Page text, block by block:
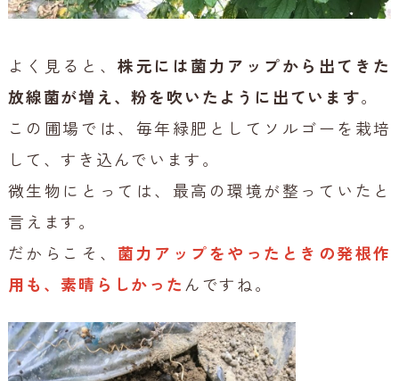
よく見ると、株元には菌力アップから出てきた
放線菌が増え、粉を吹いたように出ています。
この圃場では、毎年緑肥としてソルゴーを栽培
して、すき込んでいます。
微生物にとっては、最高の環境が整っていたと
言えます。
だからこそ、 菌力アップをやったときの発根作
用も、素晴らしかった んですね。